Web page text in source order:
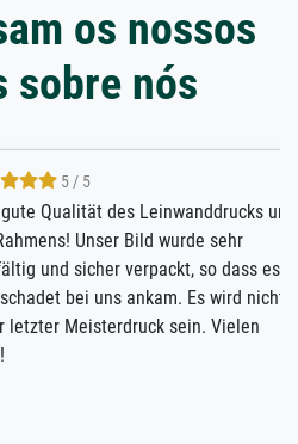
os nossos
sobre nós
des Leinwanddrucks und
Bild wurde sehr
verpackt, so dass es
ankam. Es wird nicht
sein. Vielen